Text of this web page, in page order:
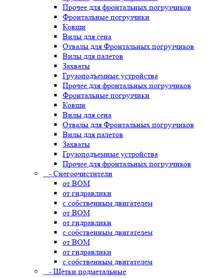
Прочее для фронтальных погрузчиков
Фронтальные погрузчики
Ковши
Вилы для сена
Отвалы для Фронтальных погрузчиков
Вилы для палетов
Захваты
Грузоподъемные устройства
Прочее для фронтальных погрузчиков
Фронтальные погрузчики
Ковши
Вилы для сена
Отвалы для Фронтальных погрузчиков
Вилы для палетов
Захваты
Грузоподъемные устройства
Прочее для фронтальных погрузчиков
- Снегоочистители
от ВОМ
от гидравлики
с собственным двигателем
от ВОМ
от гидравлики
с собственным двигателем
от ВОМ
от гидравлики
с собственным двигателем
- Щётки подметальные